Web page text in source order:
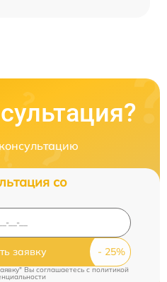
со
заявку
Вы соглашаетесь cполитикой